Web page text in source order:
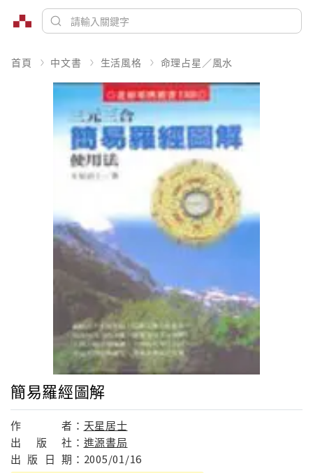
首頁 中文書 生活風格 命理占星／風水
簡易羅經圖解
作 者： 天星居士
出
版 社： 進源書局
出 版 日 期： 2005/01/16